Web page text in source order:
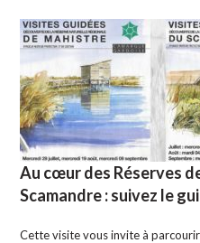
Au cœur des Réserves
Scamandre : suivez le
Cette visite vous invite à